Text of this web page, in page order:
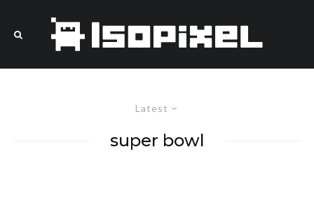
Latest
super bowl